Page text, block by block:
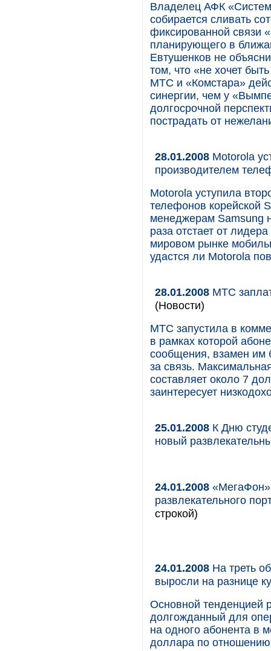
Владелец АФК
собирается сливать
фиксированной связи
планирующего в
Евтушенков не
том, что «не хочет
МТС и «Комстара»
синергии, чем у
долгосрочной
пострадать от
28.01.2008 Motorola
производителем
Motorola уступила
телефонов корейской
менеджерам Samsung
раза отстает от
мировом рынке
удастся ли Motorola
28.01.2008 МТС
(Новости)
МТС запустила в
в рамках которой
сообщения, взамен им
за связь.
составляет около 7
заинтересует
25.01.2008 К Дню
новый
24.01.2008
развлекательного
строкой)
24.01.2008 На треть
выросли на разнице
Основной тенденцией
долгожданный для
на одного абонента в
доллара по